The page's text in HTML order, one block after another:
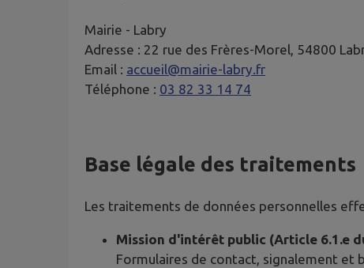
Mairie - Labry
Adresse : 22 rue des Frères-Morel, 54800
Email : accueil@mairie-labry.fr
Téléphone : 03 82 33 14 74
Base légale des traitements
Les traitements de données personnelles
Mission d'intérêt public (Article 6.1.e
Formulaires de contact, signalement et